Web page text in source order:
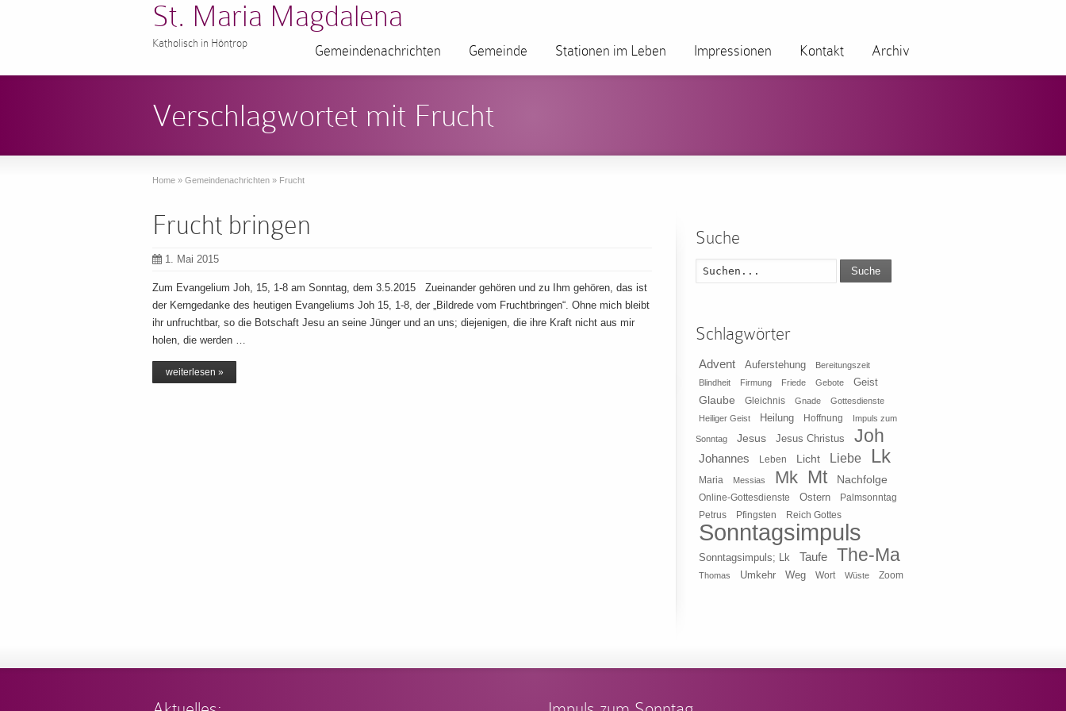
St. Maria Magdalena
Katholisch in Höntrop Gemeindenachrichten Gemeinde Stationen im Leben Impressionen Kontakt Archiv
Verschlagwortet mit Frucht
Home » Gemeindenachrichten » Frucht
Frucht bringen
1. Mai 2015
Zum Evangelium Joh, 15, 1-8 am Sonntag, dem 3.5.2015 Zueinander gehören und zu Ihm gehören, das ist
der Kerngedanke des heutigen Evangeliums Joh 15, 1-8, der „Bildrede vom Fruchtbringen“. Ohne mich bleibt
ihr unfruchtbar, so die Botschaft Jesu an seine Jünger und an uns; diejenigen, die ihre Kraft nicht aus mir
holen, die werden …
weiterlesen »
Suche
Suche
Schlagwörter
Advent Auferstehung
Bereitungszeit
Blindheit
Firmung Friede Gebote Geist
Glaube Gleichnis Gnade
Gottesdienste
Heiliger Geist
Heilung Hoffnung Impuls zum
Sonntag Jesus Jesus Christus Joh
Johannes Leben Licht Liebe Lk
Maria Messias Mk Mt Nachfolge
Online-Gottesdienste Ostern
Palmsonntag
Petrus
Pfingsten Reich Gottes
Sonntagsimpuls
Sonntagsimpuls; Lk Taufe The-Ma
Thomas Umkehr Weg Wort Wüste Zoom